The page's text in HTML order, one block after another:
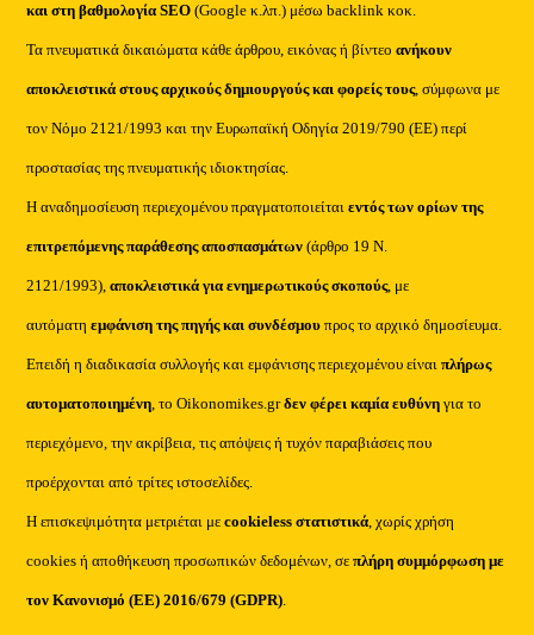
και στη βαθμολογία SEO (Google κ.λπ.) μέσω backlink κοκ.
Τα πνευματικά δικαιώματα κάθε άρθρου, εικόνας ή βίντεοανήκουν
αποκλειστικά στους αρχικούς δημιουργούς και φορείς τους, σύμφωνα με
τον Νόμο 2121/1993 και την Ευρωπαϊκή Οδηγία 2019/790 (ΕΕ) περί
προστασίας της πνευματικής ιδιοκτησίας.
Η αναδημοσίευση περιεχομένου πραγματοποιείταιεντός των ορίων της
επιτρεπόμενης παράθεσης αποσπασμάτων (άρθρο 19 Ν.
2121/1993), αποκλειστικά για ενημερωτικούς σκοπούς, με
αυτόματηεμφάνιση της πηγής και συνδέσμου προς το αρχικό δημοσίευμα.
Επειδή η διαδικασία συλλογής και εμφάνισης περιεχομένου είναιπλήρως
αυτοματοποιημένη, το Oikonomikes.grδεν φέρει καμία ευθύνη για το
περιεχόμενο, την ακρίβεια, τις απόψεις ή τυχόν παραβιάσεις που
προέρχονται από τρίτες ιστοσελίδες.
Η επισκεψιμότητα μετριέται μεcookieless στατιστικά, χωρίς χρήση
cookies ή αποθήκευση προσωπικών δεδομένων, σεπλήρη συμμόρφωση με
τον Κανονισμό (ΕΕ) 2016/679 (GDPR).